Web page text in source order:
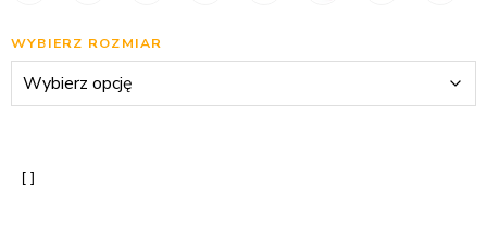
WYBIERZ ROZMIAR